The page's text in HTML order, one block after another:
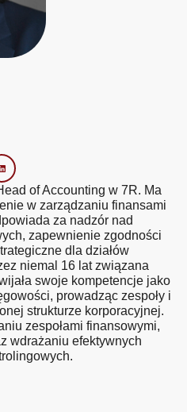
of Accounting w 7R. Ma
w zarządzaniu finansami
za nadzór nad
zapewnienie zgodności
dla działów
niemal 16 lat związana
swoje kompetencje jako
prowadząc zespoły i
strukturze korporacyjnej.
zespołami finansowymi,
wdrażaniu efektywnych